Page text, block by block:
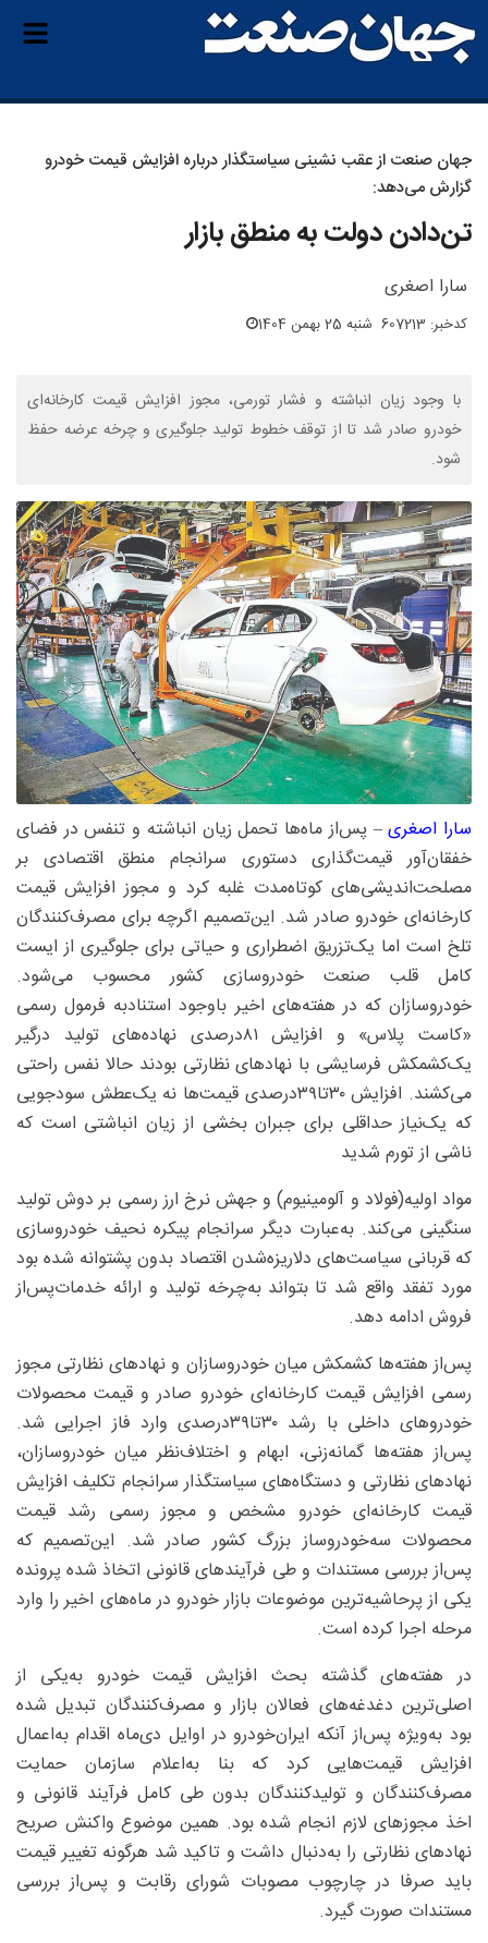
جهان‌ صنعت از عقب نشینی سیاستگذار درباره افزایش قیمت خودرو
گزارش می‌دهد:
تن‌دادن دولت به منطق بازار
سارا اصغری
کدخبر: 607213 شنبه 25 بهمن 1404
با وجود زیان انباشته و فشار تورمی، مجوز افزایش قیمت کارخانه‌ای
خودرو صادر شد تا از توقف خطوط تولید جلوگیری و چرخه عرضه حفظ
شود.
سارا اصغری– پس‌از ماه‌ها تحمل زیان انباشته و تنفس در فضای
خفقان‌آور قیمت‌گذاری دستوری سرانجام منطق اقتصادی بر
مصلحت‌اندیشی‌های کوتاه‌مدت غلبه کرد و مجوز افزایش قیمت
کارخانه‌ای خودرو صادر شد. این‌تصمیم اگرچه برای مصرف‌کنندگان
تلخ است اما یک‌تزریق اضطراری و حیاتی برای جلوگیری از ایست
کامل قلب صنعت خودروسازی کشور محسوب می‌شود.
خودروسازان که در هفته‌های اخیر باوجود استنادبه ‌فرمول رسمی
«کاست پلاس» و افزایش ۸۱‌درصدی نهاده‌های تولید درگیر
یک‌کشمکش فرسایشی با نهادهای نظارتی بودند حالا نفس راحتی
می‌کشند. افزایش ۳۰تا۳۹‌درصدی قیمت‌ها نه یک‌عطش سودجویی
که یک‌نیاز حداقلی برای جبران بخشی از زیان انباشتی است که
ناشی از تورم شدید
مواد اولیه(فولاد و آلومینیوم) و جهش نرخ ارز رسمی بر دوش تولید
سنگینی می‌کند. به‌عبارت دیگر سرانجام پیکره نحیف خودروسازی
که قربانی سیاست‌های دلاریزه‌شدن اقتصاد بدون پشتوانه شده بود
مورد تفقد واقع شد تا بتواند به‌چرخه تولید و ارائه خدمات‌پس‌از
فروش ادامه دهد.
پس‌از هفته‌ها کشمکش میان خودروسازان و نهادهای نظارتی مجوز
رسمی افزایش قیمت کارخانه‌ای خودرو صادر و قیمت محصولات
خودروهای داخلی با رشد ۳۰تا۳۹‌درصدی وارد فاز اجرایی شد.
پس‌از هفته‌ها گمانه‌زنی، ابهام و اختلاف‌نظر میان خودروسازان،
نهادهای نظارتی و دستگاه‌های سیاستگذار سرانجام تکلیف افزایش
قیمت کارخانه‌ای خودرو مشخص و مجوز رسمی رشد قیمت
محصولات سه‌خودروساز بزرگ کشور صادر شد. این‌تصمیم که
پس‌از بررسی مستندات و طی فرآیندهای قانونی اتخاذ شده پرونده
یکی از پرحاشیه‌ترین موضوعات بازار خودرو در ماه‌های اخیر را وارد
مرحله اجرا کرده است.
در هفته‌های گذشته بحث افزایش قیمت خودرو به‌یکی از
اصلی‌ترین دغدغه‌های فعالان بازار و مصرف‌کنندگان تبدیل شده
بود به‌ویژه پس‌از آنکه ایران‌خودرو در اوایل دی‌ماه اقدام به‌اعمال
افزایش قیمت‌هایی کرد که بنا به‌اعلام سازمان حمایت
مصرف‌کنندگان و تولیدکنندگان بدون طی کامل فرآیند قانونی و
اخذ مجوزهای لازم انجام شده بود. همین موضوع واکنش صریح
نهادهای نظارتی را به‌دنبال داشت و تاکید شد هرگونه تغییر قیمت
باید صرفا در چارچوب مصوبات شورای رقابت و پس‌از بررسی
مستندات صورت گیرد.